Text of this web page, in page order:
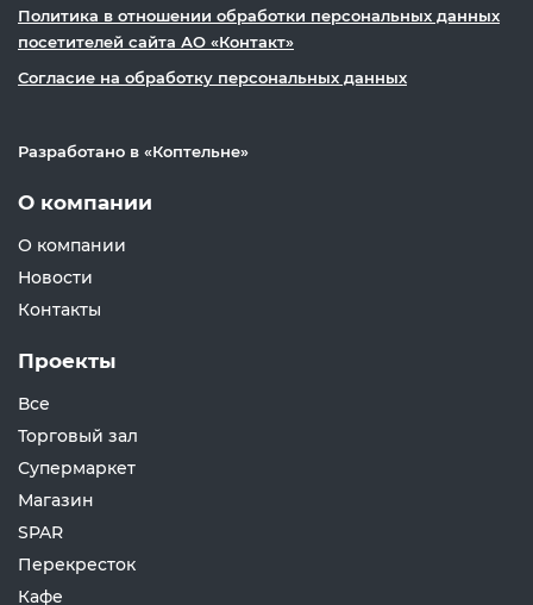
Политика в отношении обработки персональных данных
посетителей сайта АО «Контакт»
Согласие на обработку персональных данных
Разработано в «Коптельне»
О компании
О компании
Новости
Контакты
Проекты
Все
Торговый зал
Супермаркет
Магазин
SPAR
Перекресток
Кафе